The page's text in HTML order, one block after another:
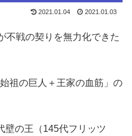
2021.01.04 2021.01.03
不戦の契りを無力化できた
祖の巨人＋王家の血筋」の
壁の王（145代フリッツ